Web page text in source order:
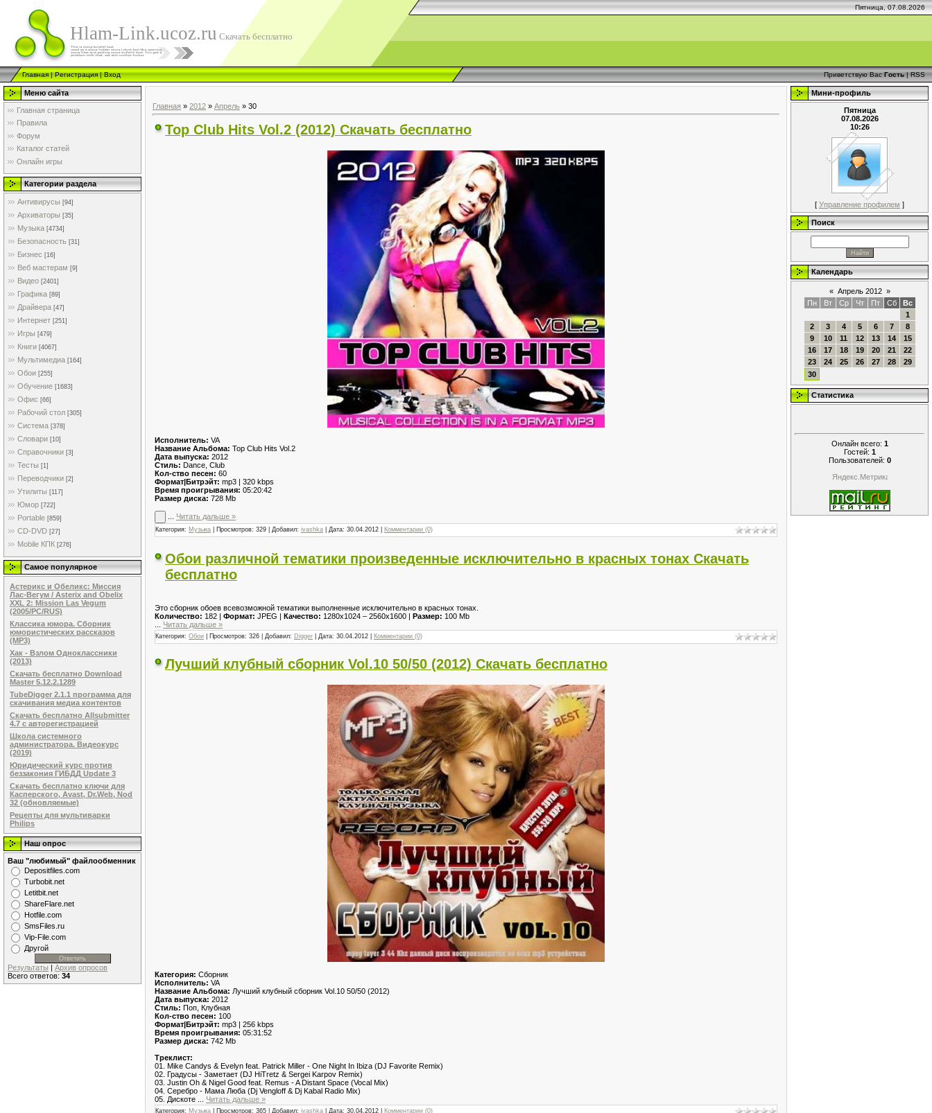
Пятница, 07.08.2026
Hlam-Link.ucoz.ru Скачать бесплатно
Главная|Регистрация|Вход Приветствую Вас Гость|RSS
Меню сайта
Главная страница
Правила
Форум
Каталог статей
Онлайн игры
Категории раздела
Антивирусы [94]
Архиваторы [35]
Музыка [4734]
Безопасность [31]
Бизнес [16]
Веб мастерам [9]
Видео [2401]
Графика [89]
Драйвера [47]
Интернет [251]
Игры [479]
Книги [4067]
Мультимедиа [164]
Обои [255]
Обучение [1683]
Офис [66]
Рабочий стол [305]
Система [378]
Словари [10]
Справочники [3]
Тесты [1]
Переводчики [2]
Утилиты [117]
Юмор [722]
Portable [859]
CD-DVD [27]
Mobile КПК [276]
Самое популярное
Астерикс и Обеликс: Миссия
Лас-Вегум / Asterix and Obelix
XXL 2: Mission Las Vegum
(2005/PC/RUS)
Классика юмора. Сборник
юмористических рассказов
(MP3)
Хак - Взлом Одноклассники
(2013)
Скачать бесплатно Download
Master 5.12.2.1289
TubeDigger 2.1.1 программа для
скачивания медиа контентов
Скачать бесплатно Allsubmitter
4.7 с авторегистрацией
Школа системного
администратора. Видеокурс
(2019)
Юридический курс против
беззакония ГИБДД Update 3
Скачать бесплатно ключи для
Касперского, Avast, Dr.Web, Nod
32 (обновляемые)
Рецепты для мультиварки
Philips
Наш опрос
Ваш "любимый" файлообменник
Dеpоsitfilеs.com
Turbobit.net
Letitbit.net
ShareFlare.net
Hotfile.com
SmsFiles.ru
Vip-File.com
Другой
Результаты | Архив опросов
Всего ответов: 34
Главная » 2012 » Апрель » 30
Top Club Hits Vol.2 (2012) Скачать бесплатно
Исполнитель: VA
Название Альбома: Top Club Hits Vol.2
Дата выпуска: 2012
Стиль: Dance, Club
Кол-ство песен: 60
Формат|Битрэйт: mp3 | 320 kbps
Время проигрывания: 05:20:42
Размер диска: 728 Mb
Читать дальше »
Категория: Музыка | Просмотров: 329 | Добавил: ivashka | Дата: 30.04.2012 Комментарии (0)
Обои различной тематики произведенные исключительно в красных тонах Скачать
бесплатно
Это сборник обоев всевозможной тематики выполненные исключительно в красных тонах.
Количество: 182 | Формат: JPEG | Качество: 1280x1024 – 2560x1600 | Размер: 100 Mb
Читать дальше »
Категория: Обои | Просмотров: 326 | Добавил: Digger | Дата: 30.04.2012 Комментарии (0)
Лучший клубный сборник Vol.10 50/50 (2012) Скачать бесплатно
Категория: Сборник
Исполнитель: VA
Название Альбома: Лучший клубный сборник Vol.10 50/50 (2012)
Дата выпуска: 2012
Стиль: Поп, Клубная
Кол-ство песен: 100
Формат|Битрэйт: mp3 | 256 kbps
Время проигрывания: 05:31:52
Размер диска: 742 Mb
Треклист:
01. Mike Candys & Evelyn feat. Patrick Miller - One Night In Ibiza (DJ Favorite Remix)
02. Градусы - Заметает (DJ HiTretz & Sergei Karpov Remix)
03. Justin Oh & Nigel Good feat. Remus - A Distant Space (Vocal Mix)
04. Серебро - Мама Люба (Dj Vengloff & Dj Kabal Radio Mix)
05. Дискоте
Читать дальше »
Категория: Музыка | Просмотров: 365 | Добавил: ivashka | Дата: 30.04.2012 Комментарии (0)
Мини-профиль
Пятница
07.08.2026
10:26
[ Управление профилем ]
Поиск
Календарь
« Апрель 2012 »
Пн
Вт Ср Чт Пт Сб
Вс
1
2
3 4 5 6 7
8
9
10 11 12 13 14
15
16
17 18 19 20 21
22
23
24 25 26 27 28
29
30
Статистика
Онлайн всего: 1
Гостей: 1
Пользователей: 0